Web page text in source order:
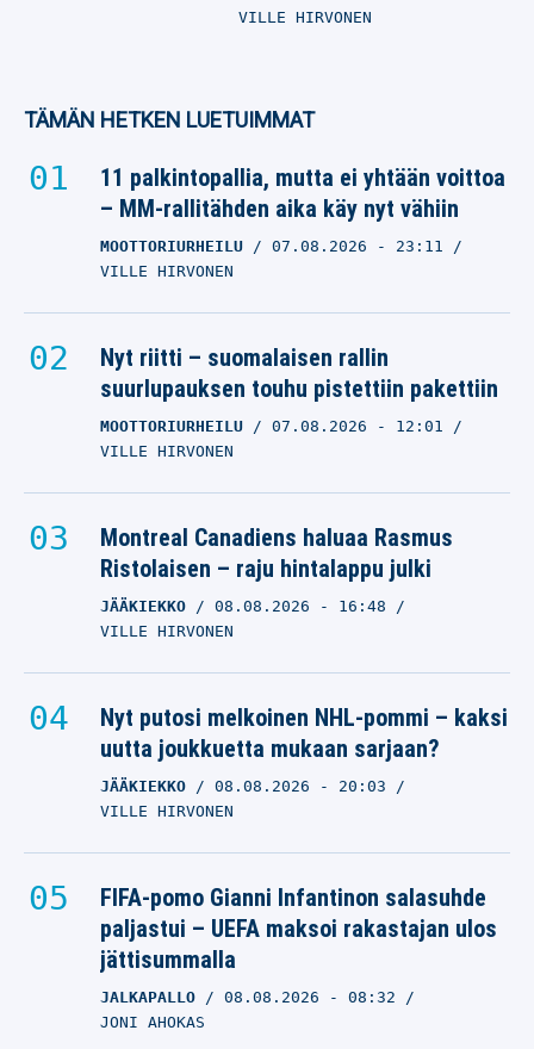
VILLE HIRVONEN
TÄMÄN HETKEN LUETUIMMAT
11 palkintopallia, mutta ei yhtään voittoa
– MM-rallitähden aika käy nyt vähiin
MOOTTORIURHEILU 07.08.2026 - 23:11
VILLE HIRVONEN
Nyt riitti – suomalaisen rallin
suurlupauksen touhu pistettiin pakettiin
MOOTTORIURHEILU 07.08.2026 - 12:01
VILLE HIRVONEN
Montreal Canadiens haluaa Rasmus
Ristolaisen – raju hintalappu julki
JÄÄKIEKKO 08.08.2026 - 16:48
VILLE HIRVONEN
Nyt putosi melkoinen NHL-pommi – kaksi
uutta joukkuetta mukaan sarjaan?
JÄÄKIEKKO 08.08.2026 - 20:03
VILLE HIRVONEN
FIFA-pomo Gianni Infantinon salasuhde
paljastui – UEFA maksoi rakastajan ulos
jättisummalla
JALKAPALLO 08.08.2026 - 08:32
JONI AHOKAS